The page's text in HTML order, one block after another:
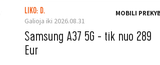
LIKO: D.
Galioja iki 2026.08.31
MOBILI
Samsung A37 5G - tik nuo 289
Eur